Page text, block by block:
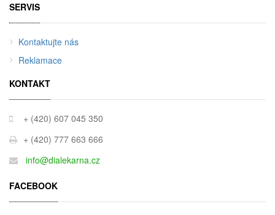
SERVIS
Kontaktujte nás
Reklamace
KONTAKT
+ (420) 607 045 350
+ (420) 777 663 666
info@dialekarna.cz
FACEBOOK